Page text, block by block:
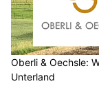
Oberli & Oechsle:
Unterland